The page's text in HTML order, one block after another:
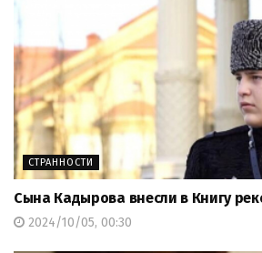
СТРАННОСТИ
Сына Кадырова внесли в Книгу
2024/10/05, 00:30